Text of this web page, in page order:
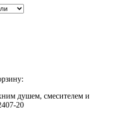
душем, смесителем и
20